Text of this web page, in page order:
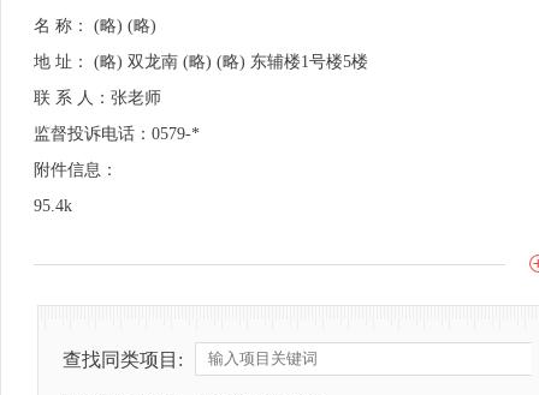
名 称： (略) (略)
地 址： (略) 双龙南 (略) (略) 东辅楼1号楼5楼
联 系 人：张老师
监督投诉电话：0579-*
附件信息：
95.4k
查找同类项目: